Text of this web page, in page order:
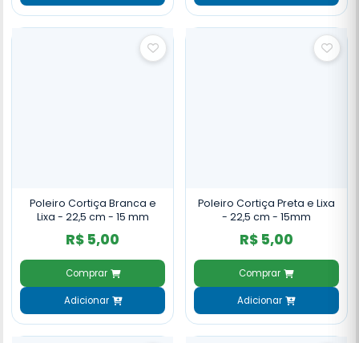
Poleiro Cortiça Branca e
Lixa - 22,5 cm - 15 mm
R$ 5,00
Comprar
Adicionar
Poleiro Cortiça Preta e Lixa
- 22,5 cm - 15mm
R$ 5,00
Comprar
Adicionar